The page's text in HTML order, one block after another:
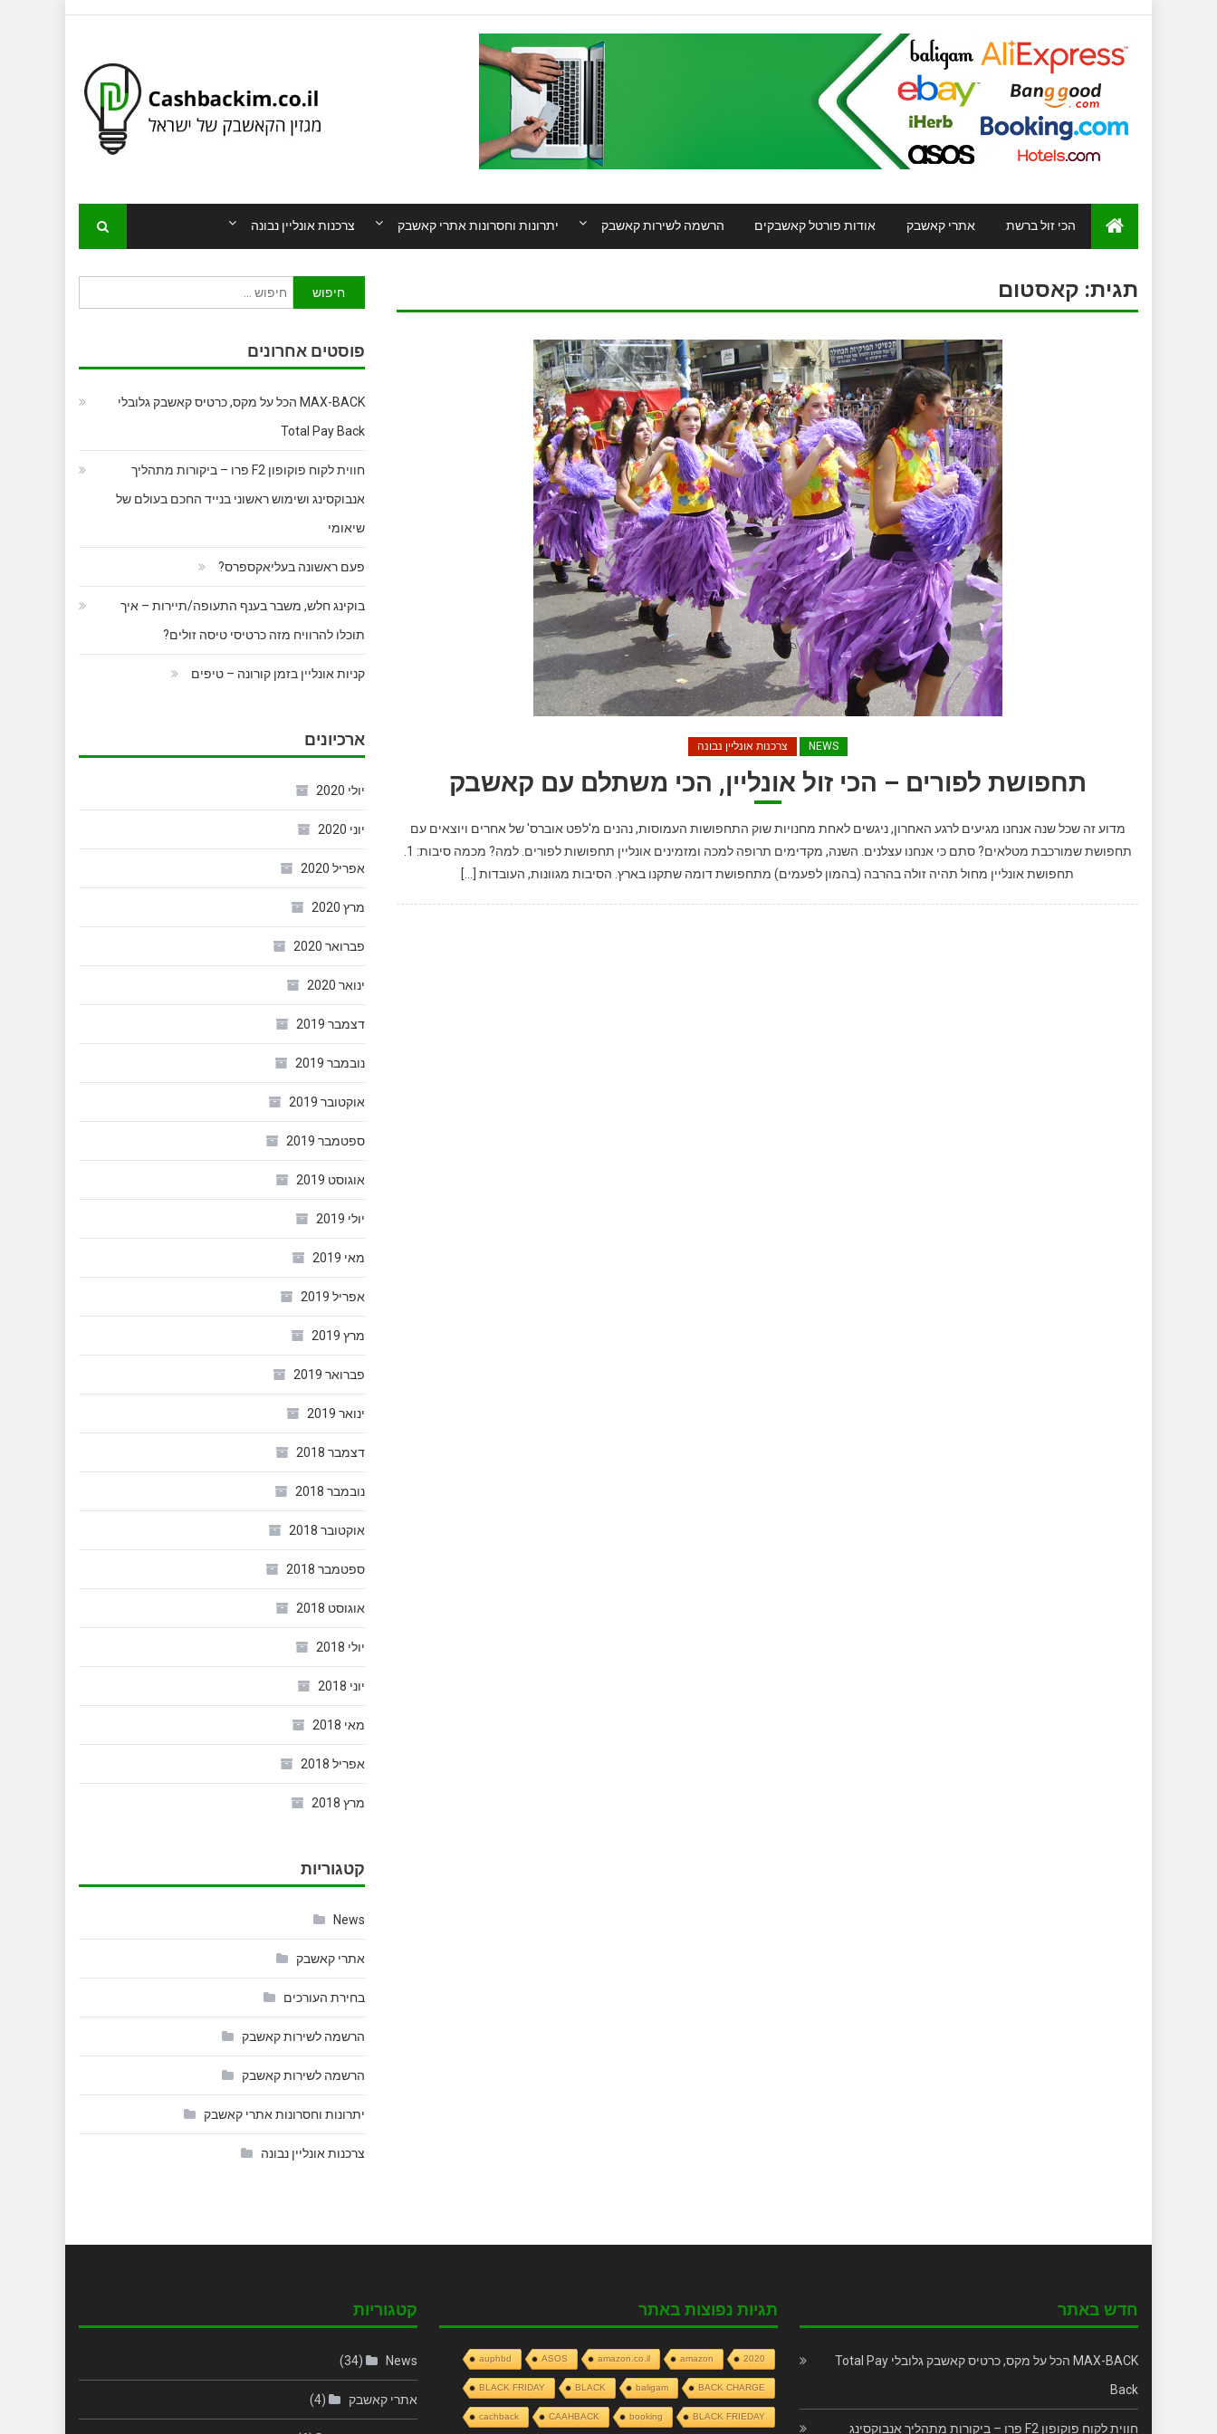
צרכנות אונליין נבונה יתרונות וחסרונות אתרי קאשבק הרשמה לשירות קאשבק אודות פורטל קאשבקים אתרי קאשבק הכי זול ברשת
תגית: קאסטום
NEWS צרכנות אונליין נבונה
תחפושת לפורים – הכי זול אונליין, הכי משתלם עם קאשבק
מדוע זה שכל שנה אנחנו מגיעים לרגע האחרון, ניגשים לאחת מחנויות שוק התחפושות העמוסות, נהנים מ'לפט אוברס' של אחרים ויוצאים עם
תחפושת שמורכבת מטלאים? סתם כי אנחנו עצלנים. השנה, מקדימים תרופה למכה ומזמינים אונליין תחפושות לפורים. למה? מכמה סיבות: 1.
תחפושת אונליין מחול תהיה זולה בהרבה (בהמון לפעמים) מתחפושת דומה שתקנו בארץ. הסיבות מגוונות, העובדות […]
חיפוש:
פוסטים אחרונים
MAX-BACK הכל על מקס, כרטיס קאשבק גלובלי
Total Pay Back
חווית לקוח פוקופון F2 פרו – ביקורות מתהליך
אנבוקסינג ושימוש ראשוני בנייד החכם בעולם של
שיאומי
פעם ראשונה בעליאקספרס?
בוקינג חלש, משבר בענף התעופה/תיירות – איך
תוכלו להרוויח מזה כרטיסי טיסה זולים?
קניות אונליין בזמן קורונה – טיפים
ארכיונים
יולי 2020
יוני 2020
אפריל 2020
מרץ 2020
פברואר 2020
ינואר 2020
דצמבר 2019
נובמבר 2019
אוקטובר 2019
ספטמבר 2019
אוגוסט 2019
יולי 2019
מאי 2019
אפריל 2019
מרץ 2019
פברואר 2019
ינואר 2019
דצמבר 2018
נובמבר 2018
אוקטובר 2018
ספטמבר 2018
אוגוסט 2018
יולי 2018
יוני 2018
מאי 2018
אפריל 2018
מרץ 2018
קטגוריות
News
אתרי קאשבק
בחירת העורכים
הרשמה לשירות קאשבק
הרשמה לשירות קאשבק
יתרונות וחסרונות אתרי קאשבק
צרכנות אונליין נבונה
קטגוריות
News
(34)
אתרי קאשבק (4)
תגיות נפוצות באתר
2020
amazon
amazon.co.il
ASOS
auphbd
BACK CHARGE
baligam
BLACK
BLACK FRIDAY
BLACK FRIEDAY
booking
CAAHBACK
cachback
חדש באתר
MAX-BACK הכל על מקס, כרטיס קאשבק גלובלי Total Pay
Back
חווית לקוח פוקופון F2 פרו – ביקורות מתהליך אנבוקסינג